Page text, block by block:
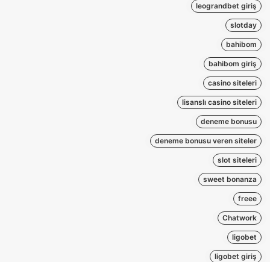
leograndbet giriş
slotday
bahibom
bahibom giriş
casino siteleri
lisanslı casino siteleri
deneme bonusu
deneme bonusu veren siteler
slot siteleri
sweet bonanza
freee
Chatwork
ligobet
ligobet giriş